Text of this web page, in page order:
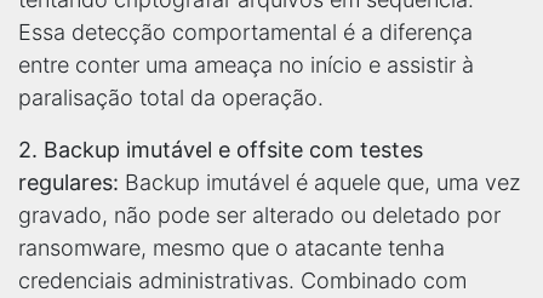
Essa detecção comportamental é a diferença
entre conter uma ameaça no início e assistir à
paralisação total da operação.
2. Backup imutável e offsite com testes
regulares: Backup imutável é aquele que, uma vez
gravado, não pode ser alterado ou deletado por
ransomware, mesmo que o atacante tenha
credenciais administrativas. Combinado com